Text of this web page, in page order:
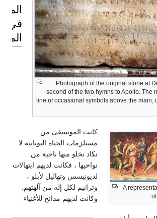
Photograph of the original stone at
second of the two hymns to Apollo. The
line of occasional symbols above the main,
A
في
كانت الموسيقى من
مستلزمات الحياة اليونانية لا
تكاد تخلو منها ناحية من
نواحيها ، فكانت لديهم ابتهالات
لديونيسس وتهاليل لأبلو ،
وترانيم لكل إله من آلهتهم.
وكانت لديهم مدائح للأغنياء